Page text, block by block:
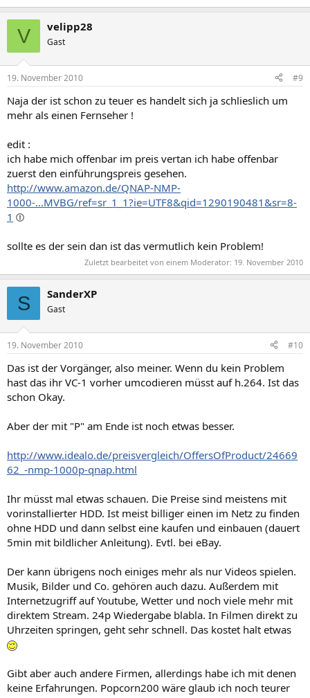
V velipp28
Gast
19. November 2010 #9
Naja der ist schon zu teuer es handelt sich ja schlieslich um
mehr als einen Fernseher !
edit :
ich habe mich offenbar im preis vertan ich habe offenbar
zuerst den einführungspreis gesehen.
http://www.amazon.de/QNAP-NMP-
1000-...MVBG/ref=sr_1_1?ie=UTF8&qid=1290190481&sr=8-
1
sollte es der sein dan ist das vermutlich kein Problem!
Zuletzt bearbeitet von einem Moderator: 19. November 2010
S SanderXP
Gast
19. November 2010 #10
Das ist der Vorgänger, also meiner. Wenn du kein Problem
hast das ihr VC-1 vorher umcodieren müsst auf h.264. Ist das
schon Okay.
Aber der mit "P" am Ende ist noch etwas besser.
http://www.idealo.de/preisvergleich/OffersOfProduct/24669
62_-nmp-1000p-qnap.html
Ihr müsst mal etwas schauen. Die Preise sind meistens mit
vorinstallierter HDD. Ist meist billiger einen im Netz zu finden
ohne HDD und dann selbst eine kaufen und einbauen (dauert
5min mit bildlicher Anleitung). Evtl. bei eBay.
Der kann übrigens noch einiges mehr als nur Videos spielen.
Musik, Bilder und Co. gehören auch dazu. Außerdem mit
Internetzugriff auf Youtube, Wetter und noch viele mehr mit
direktem Stream. 24p Wiedergabe blabla. In Filmen direkt zu
Uhrzeiten springen, geht sehr schnell. Das kostet halt etwas
Gibt aber auch andere Firmen, allerdings habe ich mit denen
keine Erfahrungen. Popcorn200 wäre glaub ich noch teurer